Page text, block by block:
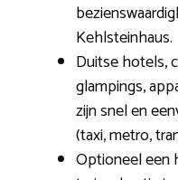
Kehlsteinhaus.
Duitse hotels,
glampings,
zijn snel en
(taxi, metro,
Optioneel een